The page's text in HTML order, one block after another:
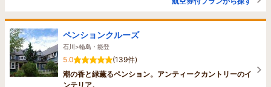
ペンションクルーズ
石川>輪島・能登
5.0
(139件)
潮の香と緑薫るペンション。アンティークカントリーのイ
ンテリア。